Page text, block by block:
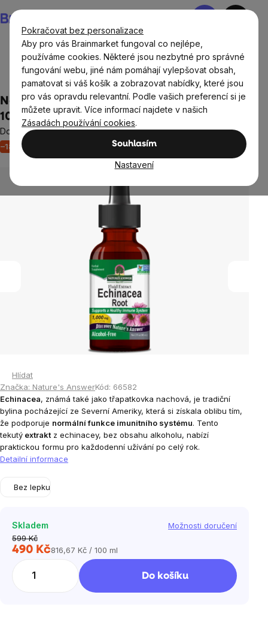
Pokračovat bez personalizace
Aby pro vás Brainmarket fungoval co nejlépe,
používáme cookies. Některé jsou nezbytné pro správné
fungování webu, jiné nám pomáhají vylepšovat obsah,
pamatovat si váš košík a zobrazovat nabídky, které jsou
pro vás opravdu relevantní. Podle vašich preferencí si je
můžete upravit. Více informací najdete v našich
Zásadách používání cookies.
Souhlasím
Nastavení
na
obsah
Nákupní
Cíle
Nature's Answer Echinacea Root, extrakt,
1000 mg, 60 ml
Doplněk stravy
–18 %
hodnocení
je
0,0
5
hvězdiček.
Neohodnoceno
Hlídat
Značka: Nature's AnswerKód: 66582
Echinacea, známá také jako třapatkovka nachová, je tradiční
bylina pocházející ze Severní Ameriky, která si získala oblibu tím,
že podporuje normální funkce imunitního systému. Tento
tekutý extrakt z echinacey, bez obsahu alkoholu, nabízí
praktickou formu pro každodenní užívání po celý rok.
Detailní informace
Bez lepku
Skladem
Možnosti doručení
599 Kč
490 KčMěrná
816,67 Kč / 100 ml
Do košíku